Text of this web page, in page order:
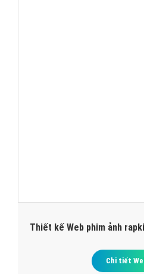
Thiết kế Web phim ảnh
Chi tiết